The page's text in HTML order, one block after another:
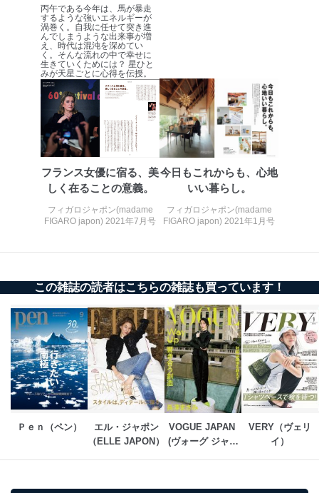
苦情及び相談受付け窓口
貴殿の個人情報及び当社の個人情報保護マネジメントシ
ステムに関するご相談及び苦情については以下までご連
絡ください。
適切、かつ迅速に対応させていただきます。
株式会社富士山マガジンサービス 個人情報問い合わせ
TEL：0570-200-223
FAX：03-5459-7073
e-mail：cs@fujisan.co.jp
改訂：2025年2月20日
制定：2005年4月1日
代表取締役会長 西野 伸一郎
当社は以下の個人情報保護管理者を設置し、個人情報保
護管理者の責任のもと、個人情報を取得・アクセス・利
用・提供・管理いたします。
東京都渋谷区南平台町16-11
株式会社富士山マガジンサービス
代表取締役会長 西野 伸一郎
個人情報保護管理者: 経営管理グループディレクター 前
田 嘉也
２．利用目的
No
個人情報の種類 利用目的
丙午である今年は、馬が暴走
するような強いエネルギーが
渦巻く。自我に任せて突き進
んでしまうような出来事が増
え、時代は混沌を深めてい
く。そんな流れの中で幸せに
生きていくためには？ 星ひと
みが天星ごとに心得を伝授。
フランス女優に宿る、美
しく在ることの意義。
フィガロジャポン(madame
FIGARO japon) 2021年7月号
今日もこれからも、心地
いい暮らし。
フィガロジャポン(madame
FIGARO japon) 2021年1月号
この雑誌の読者はこちらの雑誌も買っています！
Ｐｅｎ（ペン）
エル・ジャポン
（ELLE JAPON）
VOGUE JAPAN
(ヴォーグ ジャパ
VERY（ヴェリ
イ）